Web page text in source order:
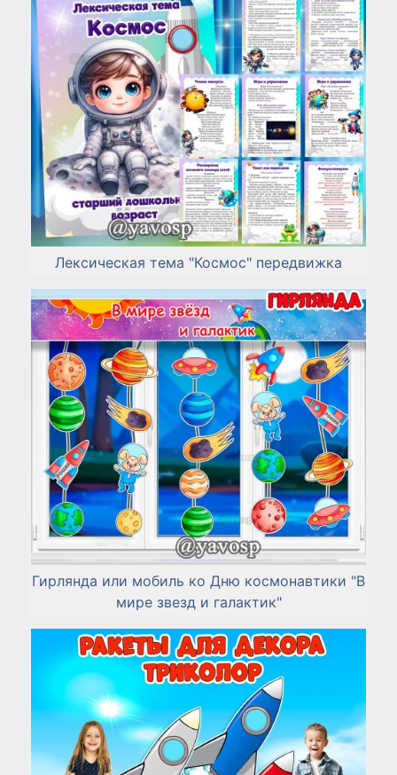
Лексическая тема "Космос" передвижка
Гирлянда или мобиль ко Дню космонавтики "В
мире звезд и галактик"